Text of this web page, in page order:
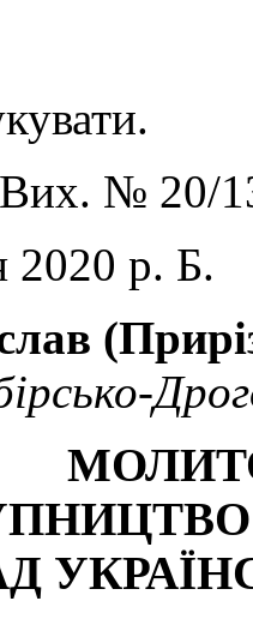
№ 20/
2020 р. Б.